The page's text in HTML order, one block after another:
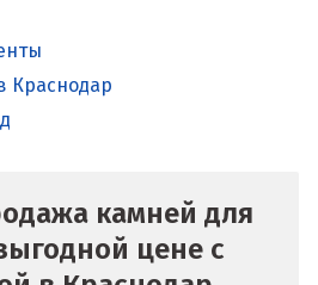
Краснодар
камней для
цене с